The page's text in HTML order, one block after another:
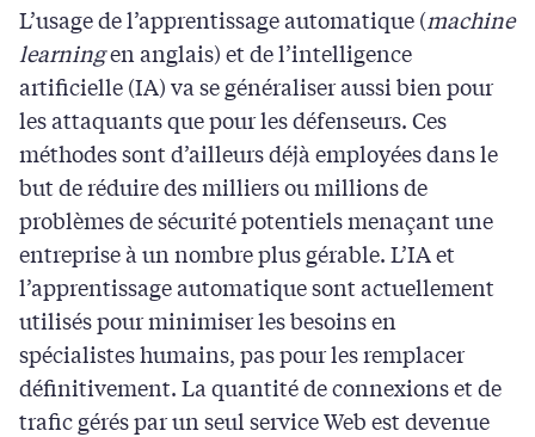
L’usage de l’apprentissage automatique (machine
learningen anglais) et de l’intelligence
artificielle (IA) va se généraliser aussi bien pour
les attaquants que pour les défenseurs. Ces
méthodes sont d’ailleurs déjà employées dans le
but de réduire des milliers ou millions de
problèmes de sécurité potentiels menaçant une
entreprise à un nombre plus gérable. L’IA et
l’apprentissage automatique sont actuellement
utilisés pour minimiser les besoins en
spécialistes humains, pas pour les remplacer
définitivement. La quantité de connexions et de
trafic gérés par un seul service Web est devenue